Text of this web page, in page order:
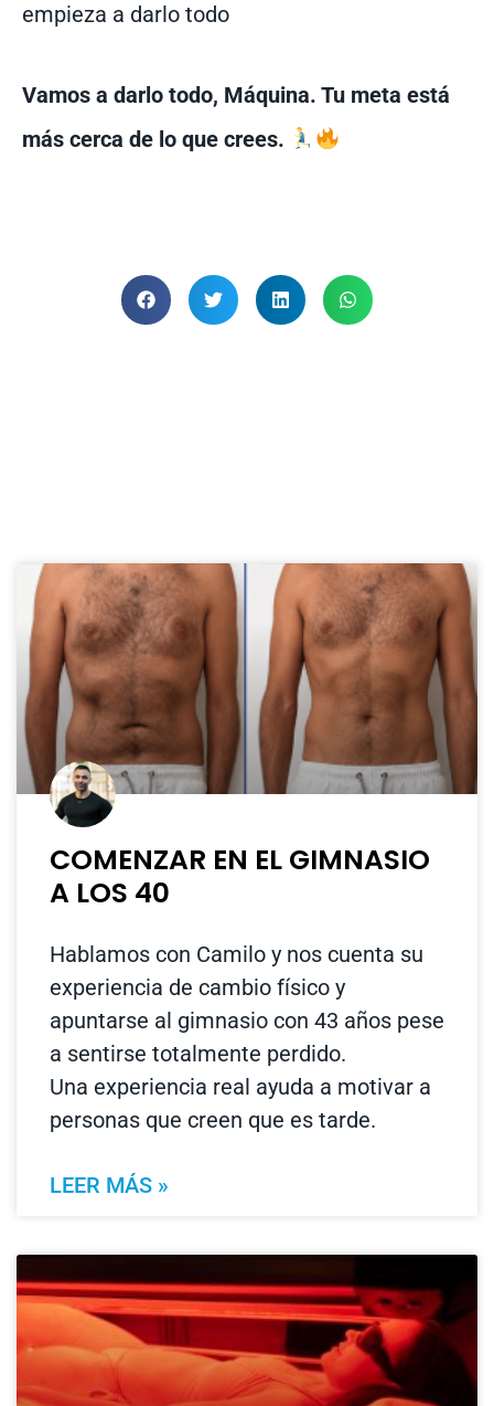
empieza a darlo todo
Vamos a darlo todo, Máquina. Tu meta está
más cerca de lo que crees.
COMENZAR EN EL GIMNASIO
A LOS 40
Hablamos con Camilo y nos cuenta su
experiencia de cambio físico y
apuntarse al gimnasio con 43 años pese
a sentirse totalmente perdido.
Una experiencia real ayuda a motivar a
personas que creen que es tarde.
LEER MÁS »